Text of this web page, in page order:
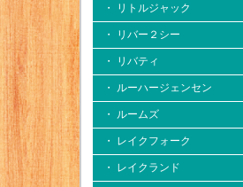
・ リトルジャック
・ リバー２シー
・ リバティ
・ ルーハージェンセン
・ ルームズ
・ レイクフォーク
・ レイクランド